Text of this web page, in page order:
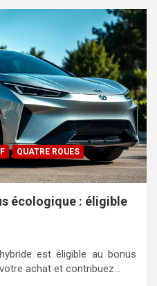
QUATRE ROUES
écologique : éligible
est éligible au bonus
achat et contribuez…